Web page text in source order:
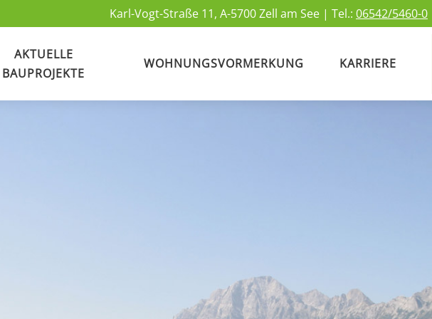
Karl-Vogt-Straße 11, A-5700 Zell am See | Tel.: 06542/5460-0
AKTUELLE
BAUPROJEKTE
WOHNUNGSVORMERKUNG KARRIERE